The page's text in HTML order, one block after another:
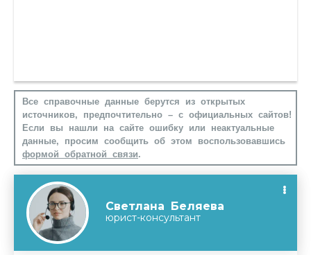
Все справочные данные берутся из открытых
источников, предпочтительно – с официальных сайтов!
Если вы нашли на сайте ошибку или неактуальные
данные, просим сообщить об этом воспользовавшись
формой обратной связи.